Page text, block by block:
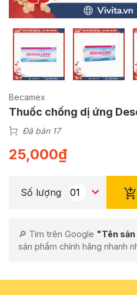
Becamex
Thuốc chống dị ứng
Đã bán 17
25,000₫
Số lượng
🔎 Tìm trên Google "Tên
sản phẩm chính hãng nhanh